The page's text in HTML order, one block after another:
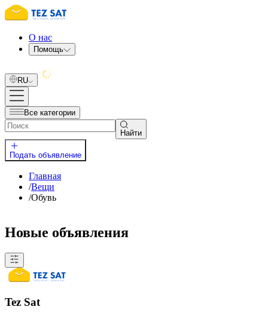
О нас
Помощь
RU
Все категории
Найти
Подать объявление
Главная
/Вещи
/Обувь
Новые объявления
Tez Sat